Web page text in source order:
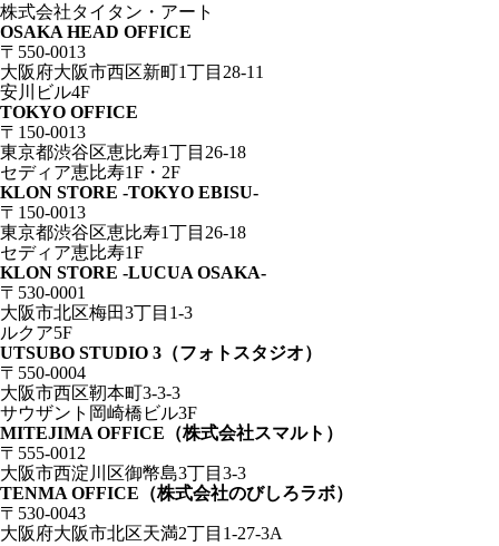
株式会社タイタン・アート
OSAKA HEAD OFFICE
〒550-0013
大阪府大阪市西区新町1丁目28-11
安川ビル4F
TOKYO OFFICE
〒150-0013
東京都渋谷区恵比寿1丁目26-18
セディア恵比寿1F・2F
KLON STORE -TOKYO EBISU-
〒150-0013
東京都渋谷区恵比寿1丁目26-18
セディア恵比寿1F
KLON STORE -LUCUA OSAKA-
〒530-0001
大阪市北区梅田3丁目1-3
ルクア5F
UTSUBO STUDIO 3（フォトスタジオ）
〒550-0004
大阪市西区靭本町3-3-3
サウザント岡崎橋ビル3F
MITEJIMA OFFICE（株式会社スマルト）
〒555-0012
大阪市西淀川区御幣島3丁目3-3
TENMA OFFICE（株式会社のびしろラボ）
〒530-0043
大阪府大阪市北区天満2丁目1-27-3A